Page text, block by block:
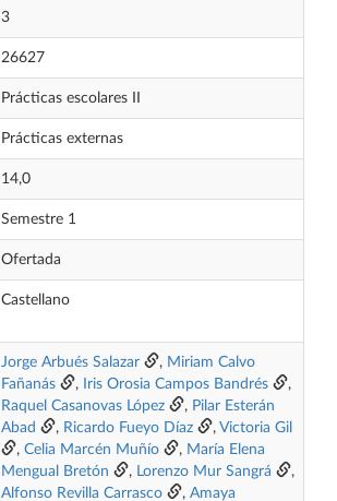
3
26627
Prácticas escolares II
Prácticas externas
14,0
Semestre 1
Ofertada
Castellano
Jorge Arbués Salazar , Miriam Calvo
Fañanás
, Iris Orosia Campos Bandrés
,
Raquel Casanovas López
, Pilar Esterán
Abad
, Ricardo Fueyo Díaz , Victoria Gil
, Celia Marcén Muñío , María Elena
Mengual Bretón
, Lorenzo Mur Sangrá
,
Alfonso Revilla Carrasco
, Amaya